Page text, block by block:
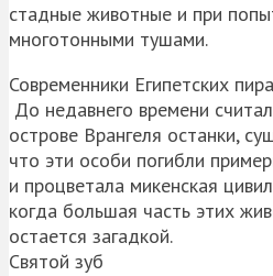
стадные животные и при
многотонными тушами.
Современники Египетских
До недавнего времени
острове Врангеля останки,
что эти особи погибли
и процветала микенская
когда большая часть этих
остается загадкой.
Святой зуб